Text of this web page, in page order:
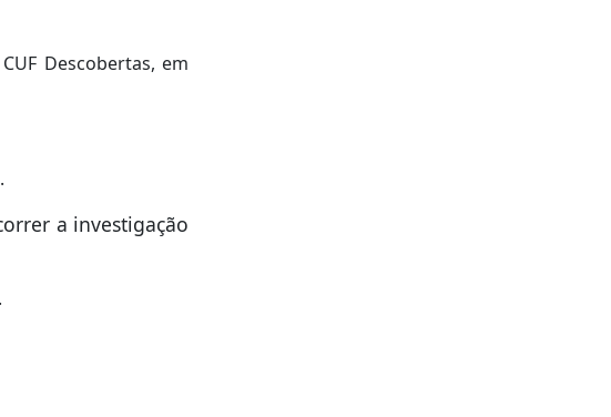
Descobertas, em
a investigação